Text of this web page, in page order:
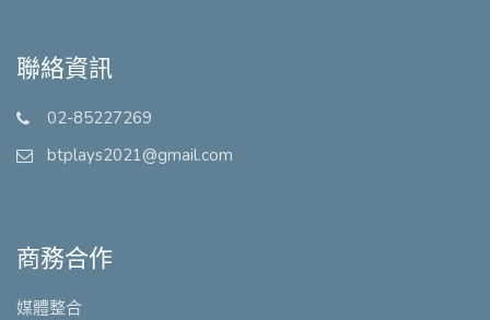
聯絡資訊
02-85227269
btplays2021@gmail.com
商務合作
媒體整合